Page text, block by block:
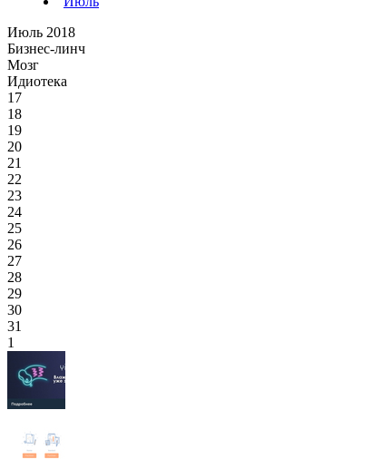
Июль 2018
Бизнес-линч
Мозг
Идиотека
17
18
19
20
21
22
23
24
25
26
27
28
29
30
31
1